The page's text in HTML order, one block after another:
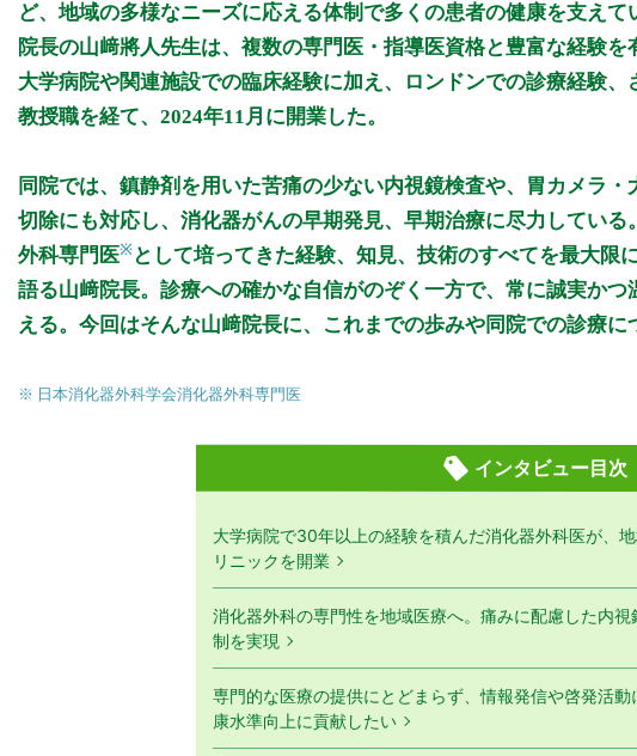
ど、地域の多様なニーズに応える体制で多くの患者の健康を支えて
院長の山﨑將人先生は、複数の専門医・指導医資格と豊富な経験
大学病院や関連施設での臨床経験に加え、ロンドンでの診療経験
教授職を経て、2024年11月に開業した。
同院では、鎮静剤を用いた苦痛の少ない内視鏡検査や、胃カメラ
切除にも対応し、消化器がんの早期発見、早期治療に尽力してい
外科専門医※ として培ってきた経験、知見、技術のすべてを最大限
語る山﨑院長。診療への確かな自信がのぞく一方で、常に誠実か
える。今回はそんな山﨑院長に、これまでの歩みや同院での診療に
※ 日本消化器外科学会消化器外科専門医
インタビュー目次
大学病院で30年以上の経験を積んだ消化器外科医が、
リニックを開業
消化器外科の専門性を地域医療へ。痛みに配慮した内
制を実現
専門的な医療の提供にとどまらず、情報発信や啓発活
康水準向上に貢献したい